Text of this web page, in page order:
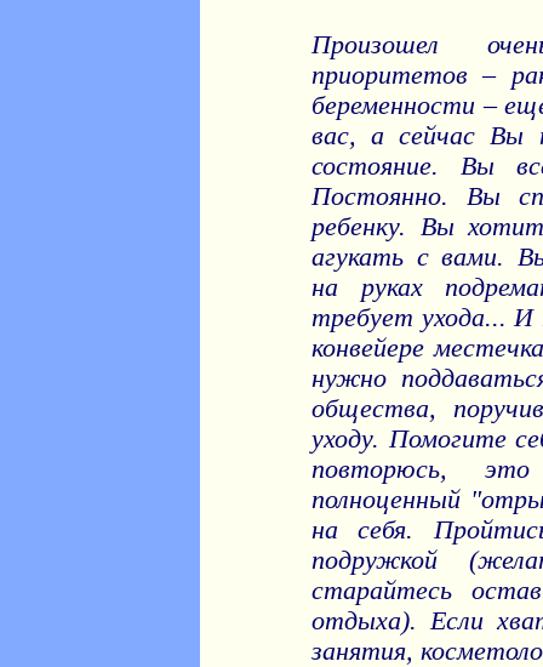
Произошел
приоритетов –
беременности –
вас, а сейчас Вы
состояние. Вы
Постоянно. Вы
ребенку. Вы
агукать с вами.
на руках
требует ухода...
конвейере
нужно
общества,
уходу. Помогите
повторюсь,
полноценный
на себя.
подружкой
старайтесь
отдыха). Если
занятия,